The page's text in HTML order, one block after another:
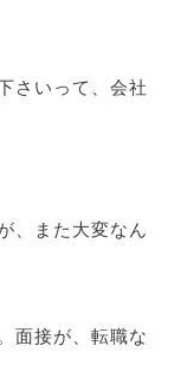
さいって、会社
、また大変なん
面接が、転職な